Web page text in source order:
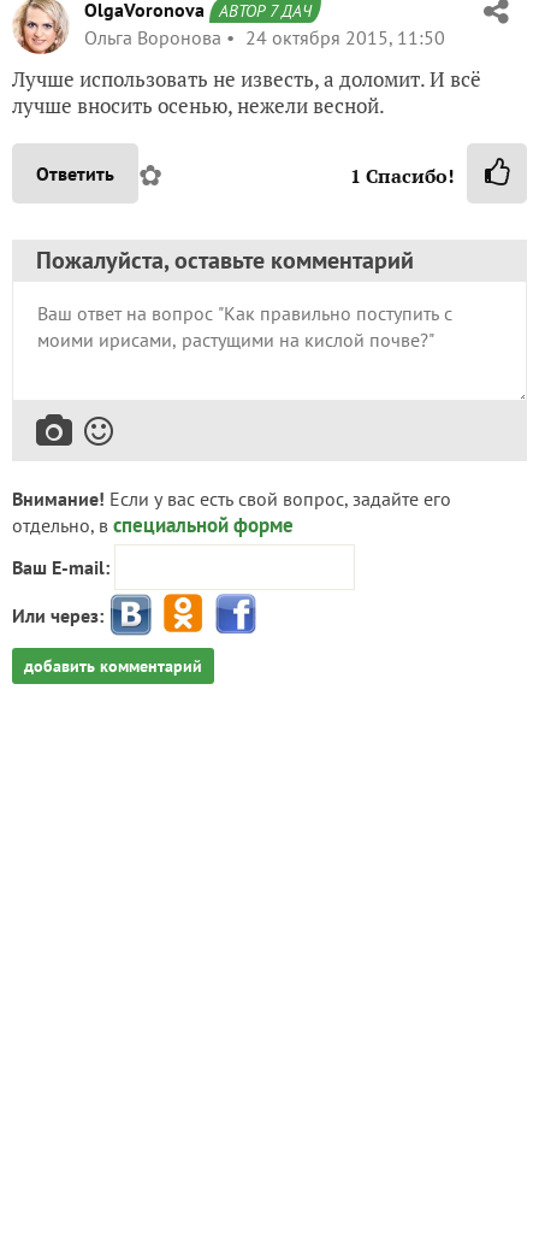
OlgaVoronova АВТОР 7 ДАЧ
Ольга Воронова 24 октября 2015, 11:50
Лучше использовать не известь, а доломит. И всё
лучше вносить осенью, нежели весной.
Ответить ✿ 1 Спасибо!
Пожалуйста, оставьте комментарий
Внимание! Если у вас есть свой вопрос, задайте его
отдельно, в специальной форме
Ваш E-mail:
Или через:
добавить комментарий